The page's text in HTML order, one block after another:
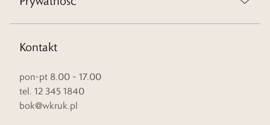
Kontakt
pon-pt 8.00 – 17.00
tel. 12 345 1840
bok@wkruk.pl